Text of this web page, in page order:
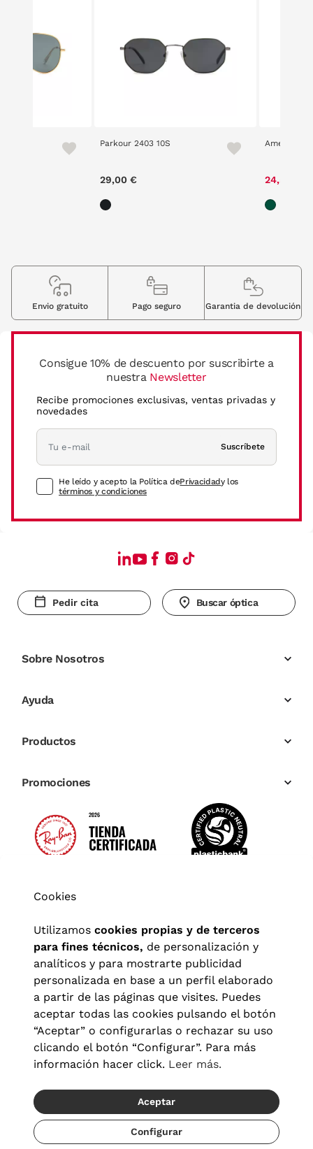
Recíbelo del 19/08 al 21/08
Parkour 2403 10S
29,00 €
American
24,50 €
Consigue 10% de descuento por suscribirte a
nuestra Newsletter
Recibe promociones exclusivas, ventas privadas y
novedades
Suscríbete
He leído y acepto la Política dePrivacidady los
términos y condiciones
Envio gratuito Pago seguro Garantia de devolución
Pedir cita Buscar óptica
Sobre Nosotros
Ayuda
Productos
Promociones
Aviso legal| Política de privacidad Términos y condiciones
Política de cookies|Configuración de cookies
© 2026 Visionlab España
Cookies
Utilizamos cookies propias y de terceros
para fines técnicos, de personalización y
analíticos y para mostrarte publicidad
personalizada en base a un perfil elaborado
a partir de las páginas que visites. Puedes
aceptar todas las cookies pulsando el botón
“Aceptar” o configurarlas o rechazar su uso
clicando el botón “Configurar”. Para más
información hacer click. Leer más.
Aceptar
Configurar